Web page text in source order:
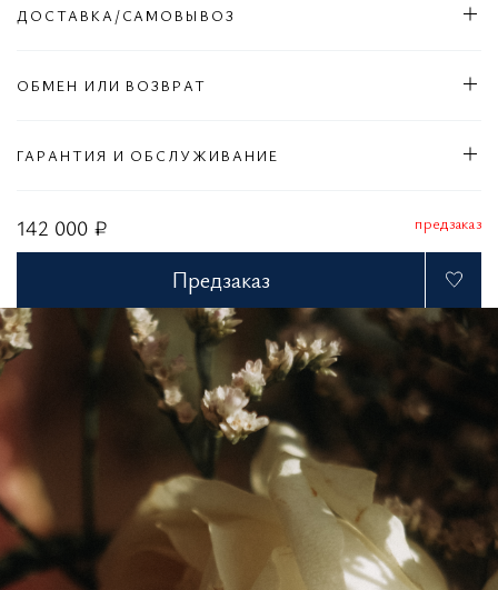
142 000 ₽ предзаказ
Предзаказ
ДОСТАВКА/САМОВЫВОЗ
ОБМЕН ИЛИ ВОЗВРАТ
ГАРАНТИЯ И ОБСЛУЖИВАНИЕ